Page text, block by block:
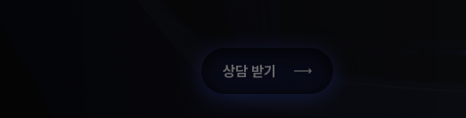
상담 받기